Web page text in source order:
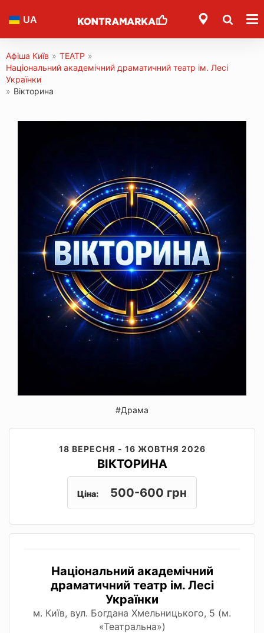
UA
Афіша Київ » ТЕАТР »
Національний академічний драматичний театр ім. Лесі
Українки
» Вікторина
#Драма
18 ВЕРЕСНЯ - 16 ЖОВТНЯ 2026
ВІКТОРИНА
Ціна: 500-600 грн
Національний академічний
драматичний театр ім. Лесі
Українки
м. Київ, вул. Богдана Хмельницького, 5 (м.
«Театральна»)